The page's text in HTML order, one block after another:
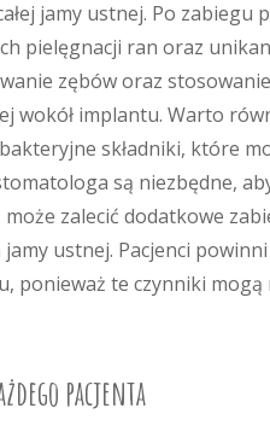
jamy ustnej. Po
pielęgnacji ran oraz
zębów oraz
wokół implantu. Warto
składniki, które
są niezbędne,
zalecić dodatkowe
ustnej. Pacjenci
ponieważ te czynniki
pacjenta